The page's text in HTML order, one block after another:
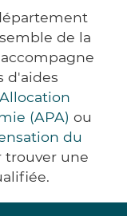
de la
d'aides
(APA) ou
du
trouver une